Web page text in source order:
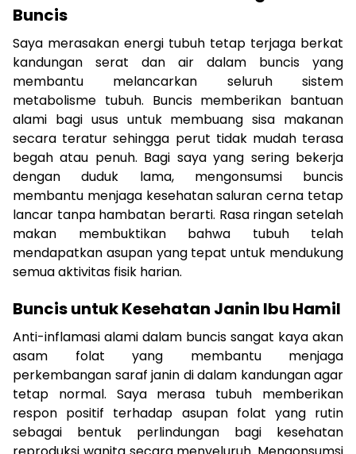
Buncis
Saya merasakan energi tubuh tetap terjaga berkat
kandungan serat dan air dalam buncis yang
membantu melancarkan seluruh sistem
metabolisme tubuh. Buncis memberikan bantuan
alami bagi usus untuk membuang sisa makanan
secara teratur sehingga perut tidak mudah terasa
begah atau penuh. Bagi saya yang sering bekerja
dengan duduk lama, mengonsumsi buncis
membantu menjaga kesehatan saluran cerna tetap
lancar tanpa hambatan berarti. Rasa ringan setelah
makan membuktikan bahwa tubuh telah
mendapatkan asupan yang tepat untuk mendukung
semua aktivitas fisik harian.
Buncis untuk Kesehatan Janin Ibu Hamil
Anti-inflamasi alami dalam buncis sangat kaya akan
asam folat yang membantu menjaga
perkembangan saraf janin di dalam kandungan agar
tetap normal. Saya merasa tubuh memberikan
respon positif terhadap asupan folat yang rutin
sebagai bentuk perlindungan bagi kesehatan